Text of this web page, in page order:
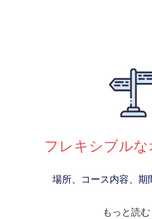
フレキシブル
場所、コース内容、期
もっと読む